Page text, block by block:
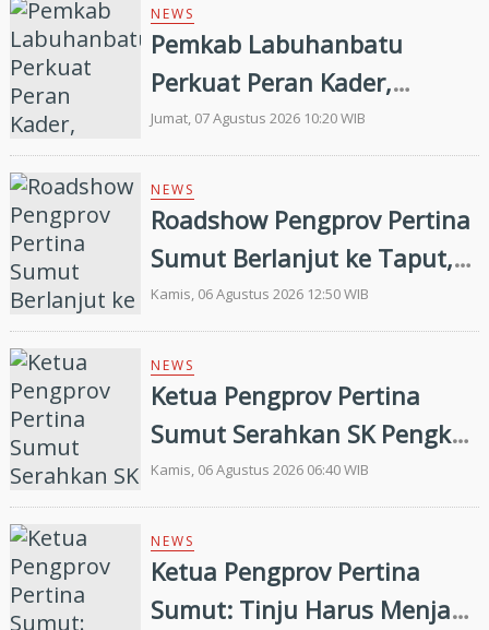
NEWS
Pemkab Labuhanbatu
Perkuat Peran Kader,
Efektivitas Penurunan
Stunting Masih Menjadi
Tantangan Bersama
Jumat, 07 Agustus 2026 10:20 WIB
NEWS
Roadshow Pengprov Pertina
Sumut Berlanjut ke Taput,
Pengkab Siap Dukung
Pembinaan dan Targetkan
Prestasi di Porprovsu 2026
Kamis, 06 Agustus 2026 12:50 WIB
NEWS
Ketua Pengprov Pertina
Sumut Serahkan SK Pengkab
Pertina Madina Periode
2026–2030
Kamis, 06 Agustus 2026 06:40 WIB
NEWS
Ketua Pengprov Pertina
Sumut: Tinju Harus Menjadi